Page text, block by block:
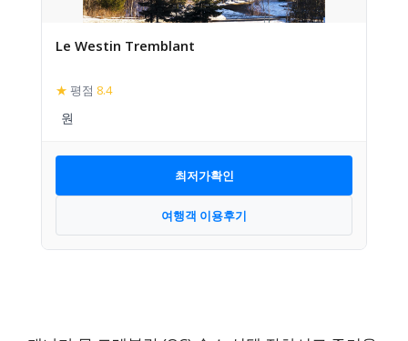
Le Westin Tremblant
★ 평점 8.4
최저가확인
여행객 이용후기